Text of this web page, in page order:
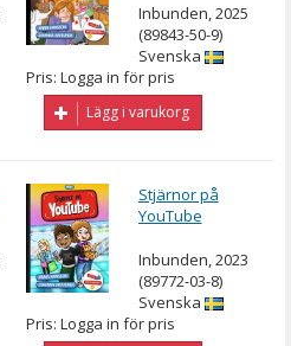
Inbunden, 2025
(89843-50-9)
Svenska
Pris: Logga in för pris
Lägg i varukorg
Stjärnor på
YouTube
Inbunden, 2023
(89772-03-8)
Svenska
Pris: Logga in för pris